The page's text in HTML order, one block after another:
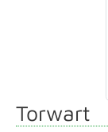
Torwart